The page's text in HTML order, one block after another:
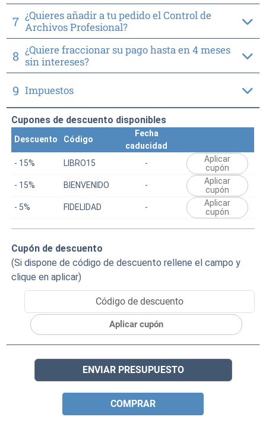
7 ¿Quieres añadir a tu pedido el Control de
Archivos Profesional?
8 ¿Quiere fraccionar su pago hasta en 4 meses
sin intereses?
9 Impuestos
Cupones de descuento disponibles
Descuento Código
Fecha
caducidad
- 15%
LIBRO15 -
Aplicar
cupón
- 15%
BIENVENIDO -
Aplicar
cupón
- 5%
FIDELIDAD -
Aplicar
cupón
Cupón de descuento
(Si dispone de código de descuento rellene el campo y
clique en aplicar)
Aplicar cupón
ENVIAR PRESUPUESTO
COMPRAR